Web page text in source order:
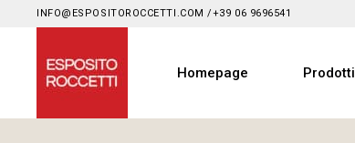
INFO@ESPOSITOROCCETTI.COM /+39 06 9696541
Homepage Prodotti